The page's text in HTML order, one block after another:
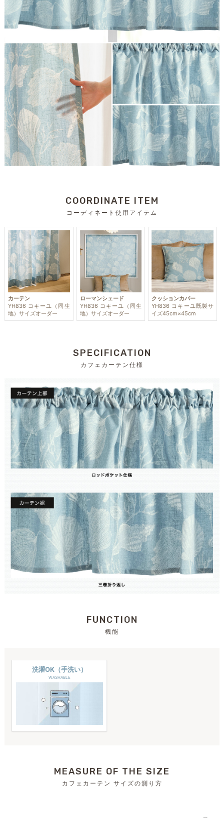
COORDINATE ITEM
コーディネート使用アイテム
カーテン
YH836 コキーユ（同生
地）サイズオーダー
ローマンシェード
YH836 コキーユ（同生
地）サイズオーダー
クッションカバー
YH836 コキーユ既製サ
イズ45cm×45cm
SPECIFICATION
カフェカーテン仕様
FUNCTION
機能
洗濯OK（手洗い）
WASHABLE
MEASURE OF THE SIZE
カフェカーテン サイズの測り方